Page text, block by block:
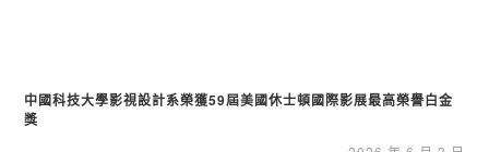
中國科技大學影視設計系榮獲59屆美國休士頓國際影展最高榮譽白金
獎